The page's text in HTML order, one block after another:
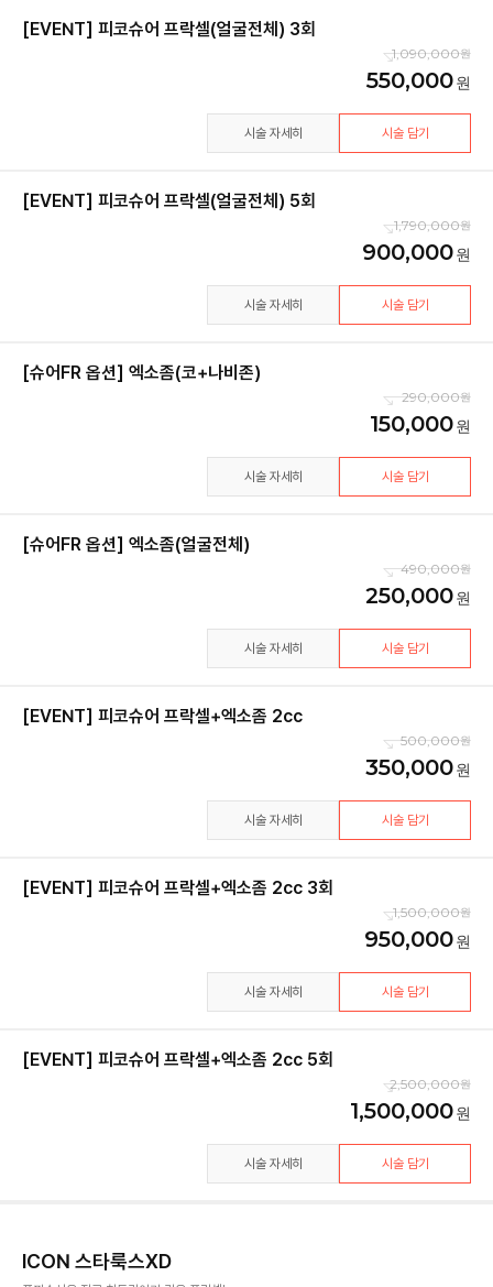
[EVENT] 피코슈어 프락셀(얼굴전체) 3회
1,090,000
550,000
시술 자세히 시술 담기
[EVENT] 피코슈어 프락셀(얼굴전체) 5회
1,790,000
900,000
시술 자세히 시술 담기
[슈어FR 옵션] 엑소좀(코+나비존)
290,000
150,000
시술 자세히 시술 담기
[슈어FR 옵션] 엑소좀(얼굴전체)
490,000
250,000
시술 자세히 시술 담기
[EVENT] 피코슈어 프락셀+엑소좀 2cc
500,000
350,000
시술 자세히 시술 담기
[EVENT] 피코슈어 프락셀+엑소좀 2cc 3회
1,500,000
950,000
시술 자세히 시술 담기
[EVENT] 피코슈어 프락셀+엑소좀 2cc 5회
2,500,000
1,500,000
시술 자세히 시술 담기
ICON 스타룩스XD